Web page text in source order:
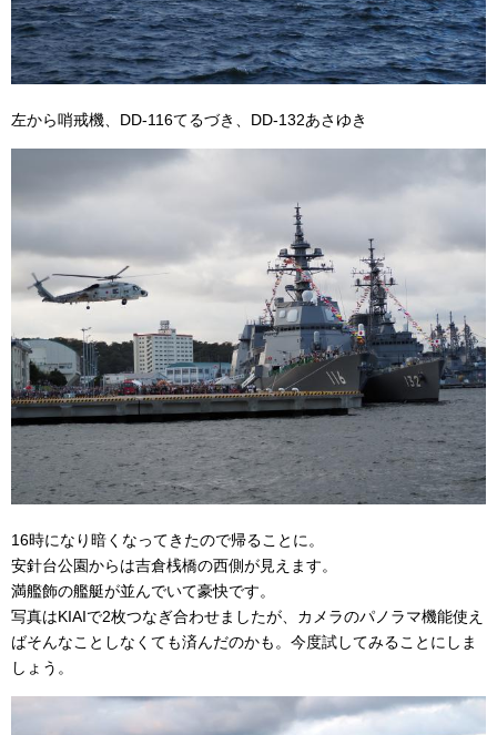
左から哨戒機、DD-116てるづき、DD-132あさゆき
16時になり暗くなってきたので帰ることに。
安針台公園からは吉倉桟橋の西側が見えます。
満艦飾の艦艇が並んでいて豪快です。
写真はKIAIで2枚つなぎ合わせましたが、カメラのパノラマ機能使え
ばそんなことしなくても済んだのかも。今度試してみることにしま
しょう。